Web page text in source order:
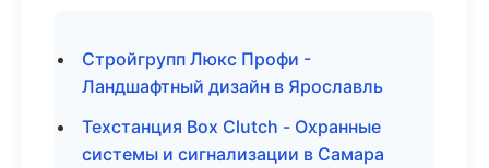
Стройгрупп Люкс Профи -
Ландшафтный дизайн в Ярославль
Техстанция Box Clutch - Охранные
системы и сигнализации в Самара